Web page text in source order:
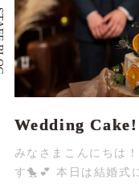
Wedding Cake!
みなさまこんにちは
す🐤💕 本日は結婚式